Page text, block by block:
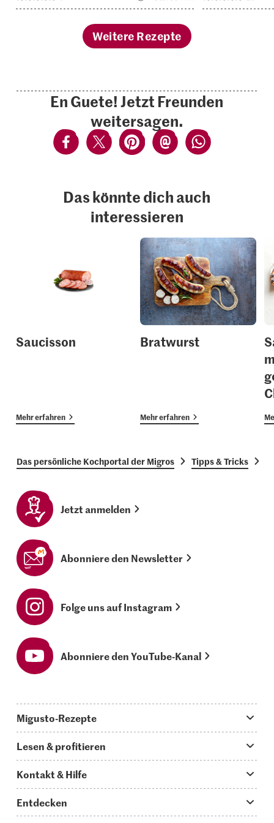
Weitere Rezepte
En Guete! Jetzt Freunden
weitersagen.
Das könnte dich auch
interessieren
Saucisson
Mehr erfahren
Bratwurst
Mehr erfahren
Das persönliche Kochportal der Migros Tipps & Tricks
Jetzt anmelden
Abonniere den Newsletter
Folge uns auf Instagram
Abonniere den YouTube-Kanal
Migusto-Rezepte
Was koche ich heute?
Hauptgerichte
Schnelle & einfache Rezepte
Lesen & profitieren
Storys
How to-Videos
Kontakt & Hilfe
Entdecken